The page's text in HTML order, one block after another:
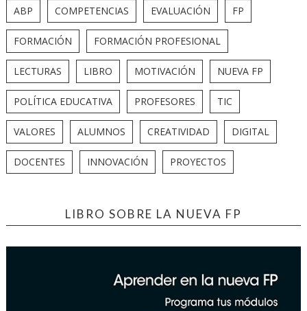
ABP COMPETENCIAS EVALUACIÓN FP
FORMACIÓN FORMACIÓN PROFESIONAL
LECTURAS LIBRO MOTIVACIÓN NUEVA FP
POLÍTICA EDUCATIVA PROFESORES TIC
VALORES ALUMNOS CREATIVIDAD DIGITAL
DOCENTES INNOVACIÓN PROYECTOS
LIBRO SOBRE LA NUEVA FP